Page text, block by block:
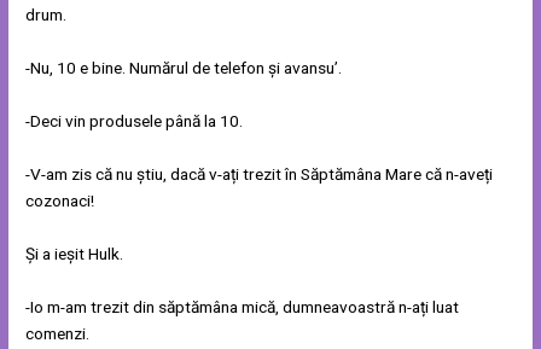
drum.
-Nu, 10 e bine. Numărul de telefon și avansu’.
-Deci vin produsele până la 10.
-V-am zis că nu știu, dacă v-ați trezit în Săptămâna Mare că n-aveți
cozonaci!
Și a ieșit Hulk.
-Io m-am trezit din săptămâna mică, dumneavoastră n-ați luat
comenzi.